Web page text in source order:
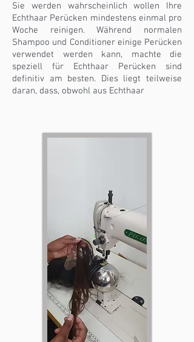
Sie werden wahrscheinlich wollen Ihre
Echthaar Perücken mindestens einmal pro
Woche reinigen. Während normalen
Shampoo und Conditioner einige Perücken
verwendet werden kann, machte die
speziell für Echthaar Perücken sind
definitiv am besten. Dies liegt teilweise
daran, dass, obwohl aus Echthaar